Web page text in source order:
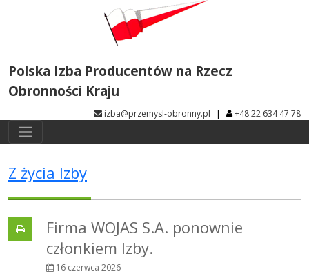
Polska Izba Producentów na Rzecz
Obronności Kraju
izba@przemysl-obronny.pl | +48 22 634 47 78
Z życia Izby
Firma WOJAS S.A. ponownie
członkiem Izby.
16 czerwca 2026